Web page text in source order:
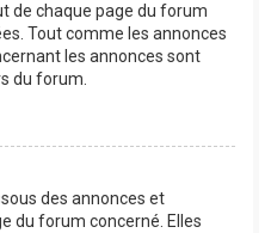
de chaque page du forum
Tout comme les annonces
les annonces sont
du forum.
des annonces et
du forum concerné. Elles